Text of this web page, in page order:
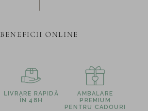
BENEFICII ONLINE
LIVRARE RAPIDĂ
ÎN 48H
AMBALARE
PREMIUM
PENTRU CADOURI